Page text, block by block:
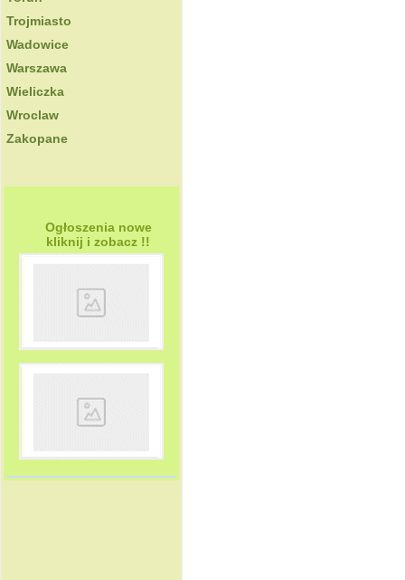
Trojmiasto
Wadowice
Warszawa
Wieliczka
Wroclaw
Zakopane
Ogłoszenia nowe
kliknij i zobacz !!